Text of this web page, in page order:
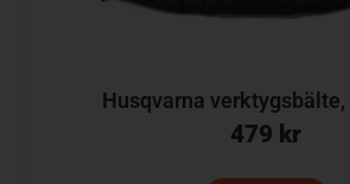
Husqvarna verktygsbälte,
479 kr